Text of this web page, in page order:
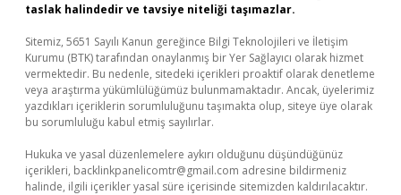
taslak halindedir ve tavsiye niteliği taşımazlar.
Sitemiz, 5651 Sayılı Kanun gereğince Bilgi Teknolojileri ve İletişim
Kurumu (BTK) tarafından onaylanmış bir Yer Sağlayıcı olarak hizmet
vermektedir. Bu nedenle, sitedeki içerikleri proaktif olarak denetleme
veya araştırma yükümlülüğümüz bulunmamaktadır. Ancak, üyelerimiz
yazdıkları içeriklerin sorumluluğunu taşımakta olup, siteye üye olarak
bu sorumluluğu kabul etmiş sayılırlar.
Hukuka ve yasal düzenlemelere aykırı olduğunu düşündüğünüz
içerikleri, backlinkpanelicomtr@gmail.com adresine bildirmeniz
halinde, ilgili içerikler yasal süre içerisinde sitemizden kaldırılacaktır.